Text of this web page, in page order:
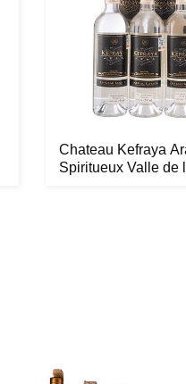
Chateau Kefraya
Spiritueux Valle de